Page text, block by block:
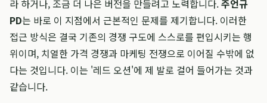
라 하거나, 조금 더 나은 버전을 만들려고 노력합니다.주언규
PD는 바로 이 지점에서 근본적인 문제를 제기합니다. 이러한
접근 방식은 결국 기존의 경쟁 구도에 스스로를 편입시키는 행
위이며, 치열한 가격 경쟁과 마케팅 전쟁으로 이어질 수밖에 없
다는 것입니다. 이는 '레드 오션'에 제 발로 걸어 들어가는 것과
같습니다.